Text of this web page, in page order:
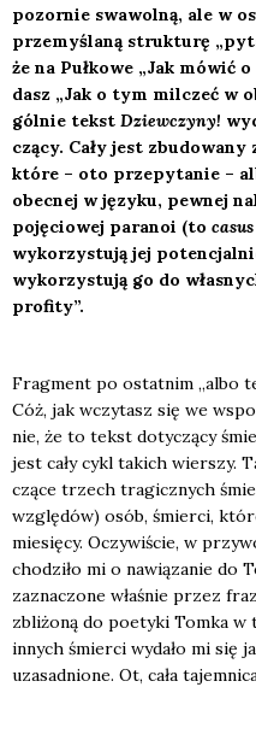
pozor­nie swa­wol­ną, ale w
prze­my­śla­ną struk­tu­rę
że na Puł­ko­we „Jak
dasz „Jak o tym mil­czeć w
gól­nie tekst Dziew­czy­ny!
czą­cy. Cały jest
któ­re – oto prze­py­ta­nie –
obec­nej w języ­ku, pew­nej
poję­cio­wej para­noi (to casus
wyko­rzy­stu­ją jej
wyko­rzy­stu­ją go do
pro­fi­ty”.
Frag­ment po ostat­nim „albo
Cóż, jak wczy­tasz się we
nie, że to tekst doty­czą­cy
jest cały cykl takich wier­szy.
czą­ce trzech tra­gicz­nych
wzglę­dów) osób, śmier­ci,
mie­się­cy. Oczy­wi­ście, w
cho­dzi­ło mi o nawią­za­nie do
zazna­czo­ne wła­śnie przez
zbli­żo­ną do poety­ki Tom­ka w
innych śmier­ci wyda­ło mi się
uza­sad­nio­ne. Ot, cała